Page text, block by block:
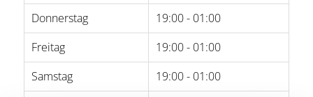
Donnerstag
19:00 - 01:00
Freitag
19:00 - 01:00
Samstag
19:00 - 01:00